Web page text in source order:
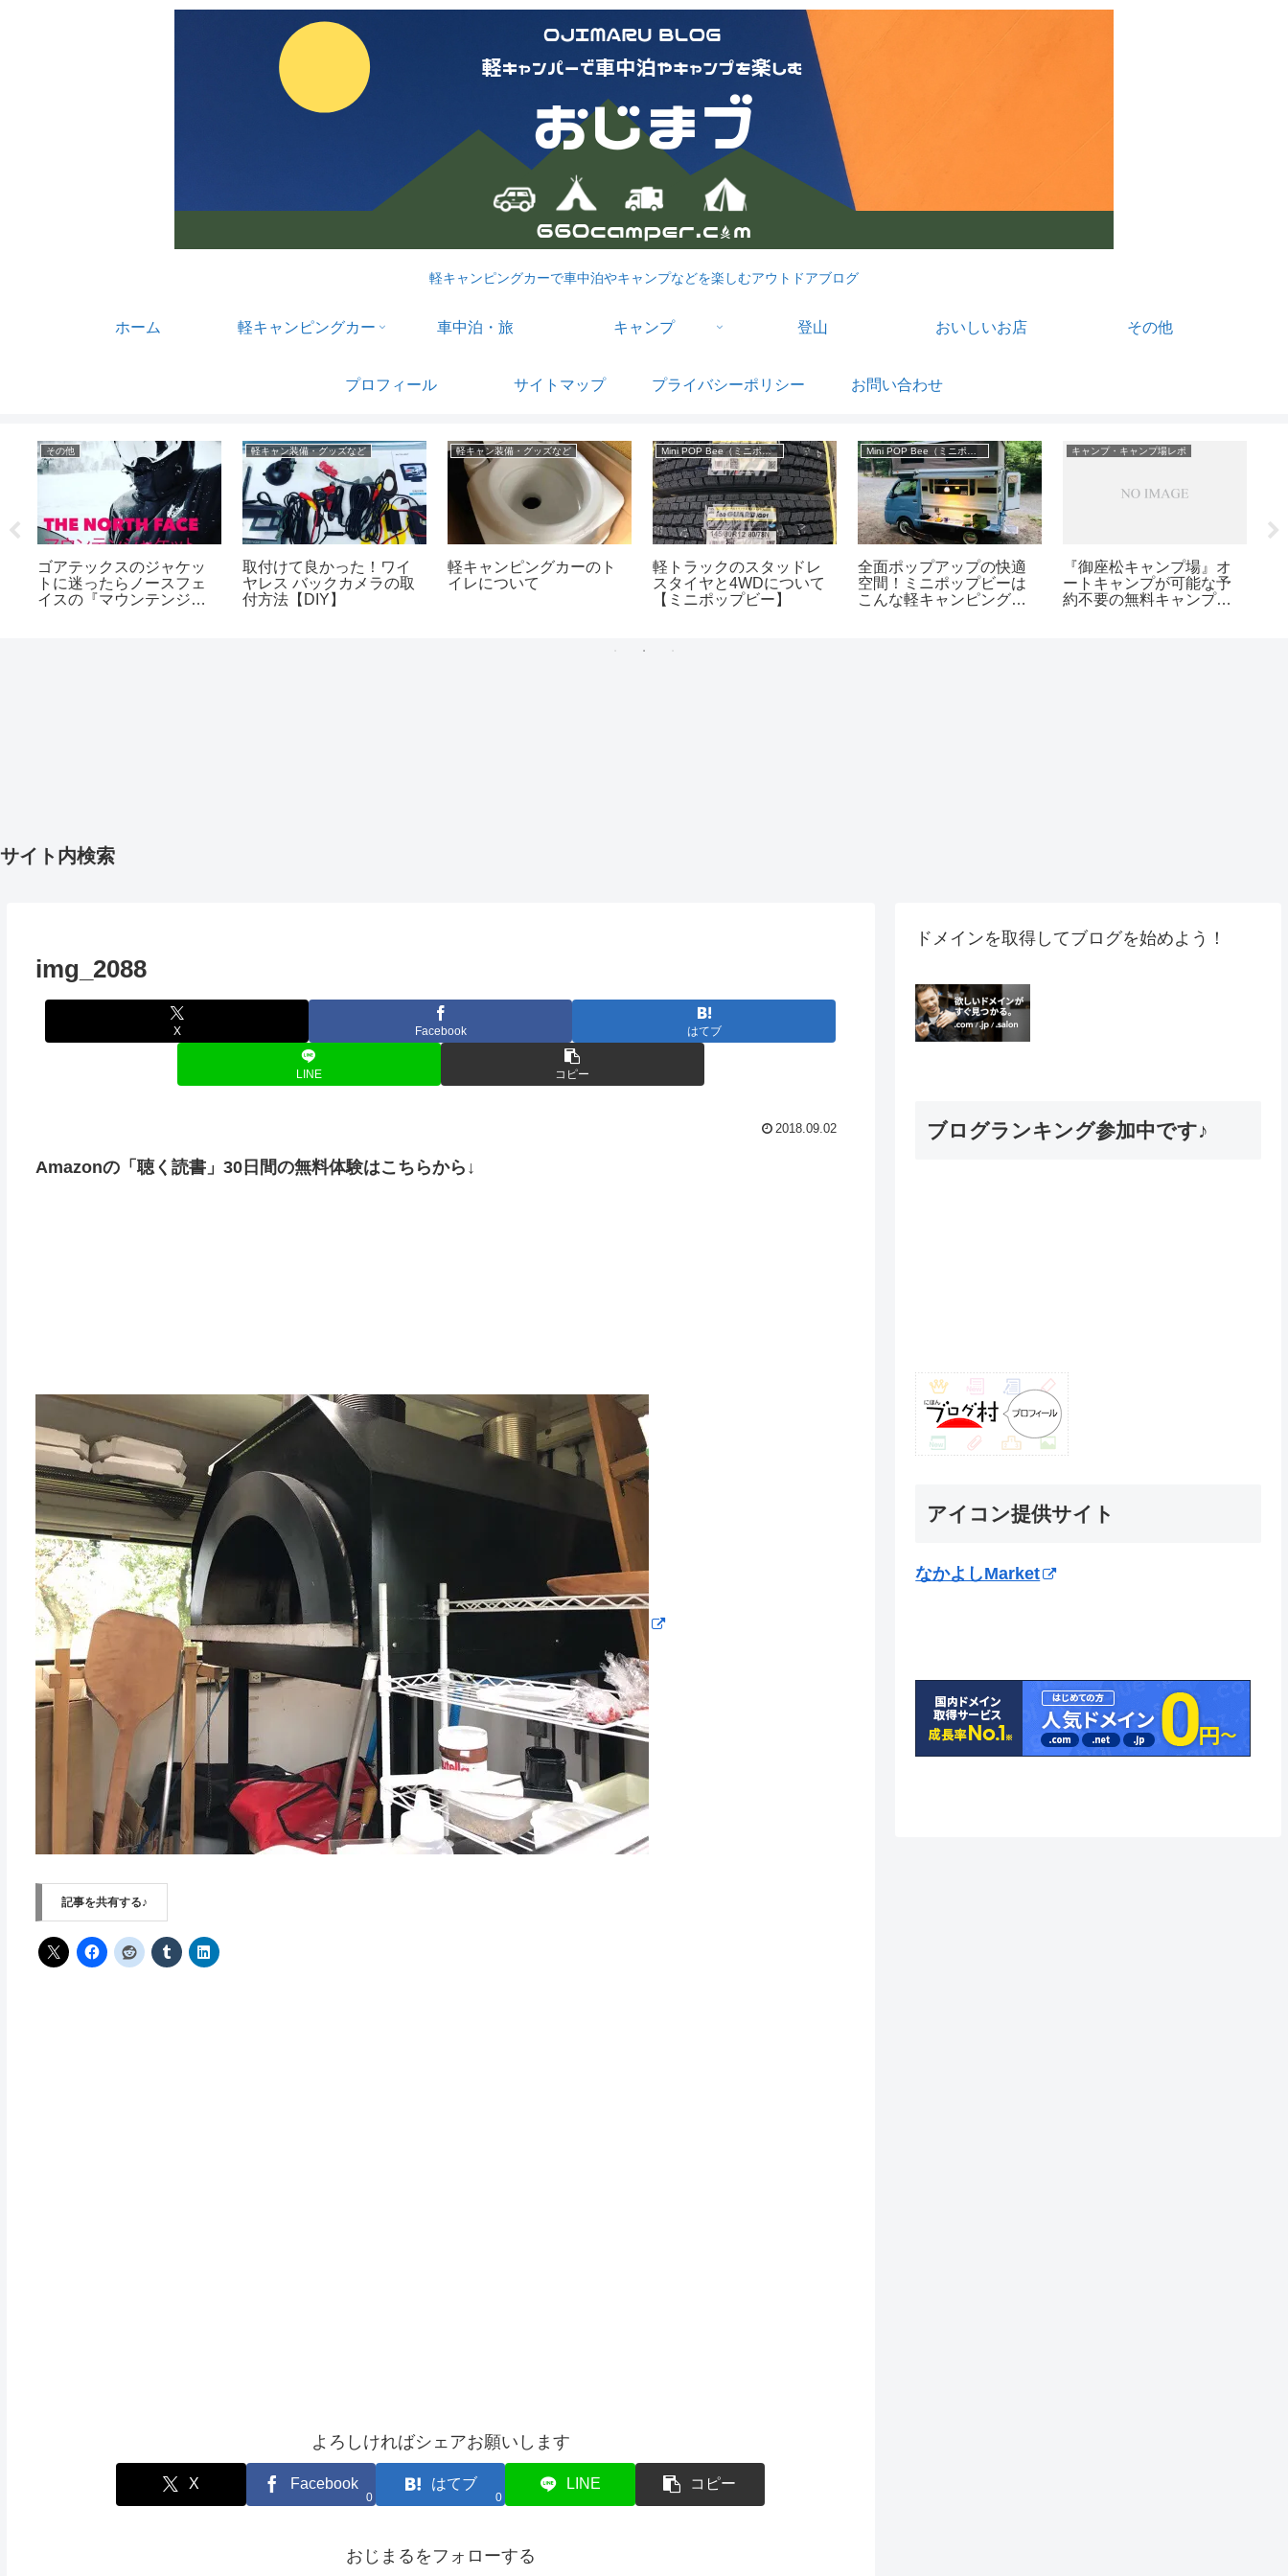
軽キャンピングカーで車中泊やキャンプなどを楽しむアウトドアブログ
ホーム 軽キャンピングカー 車中泊・旅 キャンプ 登山 おいしいお店 その他
プロフィール サイトマップ プライバシーポリシー お問い合わせ
その他
ゴアテックスのジャケッ
トに迷ったらノースフェ
イスの『マウンテンジャ
軽キャン装備・グッズなど
取付けて良かった！ワイ
ヤレス バックカメラの取
付方法【DIY】
軽キャン装備・グッズなど
軽キャンピングカーのト
イレについて
Mini POP Bee（ミニポップビー）
軽トラックのスタッドレ
スタイヤと4WDについて
【ミニポップビー】
全面ポップアップの快適
空間！ミニポップビーは
こんな軽キャンピングカ
キャンプ・キャンプ場レポ
『御座松キャンプ場』オ
ートキャンプが可能な予
約不要の無料キャンプ場
サイト内検索
img_2088
X Facebook はてブ
LINE コピー
2018.09.02
Amazonの「聴く読書」30日間の無料体験はこちらから↓
記事を共有する♪
よろしければシェアお願いします
X Facebook
0
はてブ
0
LINE コピー
おじまるをフォローする
ドメインを取得してブログを始めよう！
ブログランキング参加中です♪
アイコン提供サイト
なかよしMarket